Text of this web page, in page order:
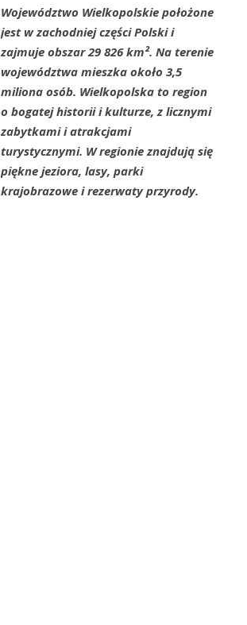
Województwo Wielkopolskie położone
jest w zachodniej części Polski i
zajmuje obszar 29 826 km². Na terenie
województwa mieszka około 3,5
miliona osób. Wielkopolska to region
o bogatej historii i kulturze, z licznymi
zabytkami i atrakcjami
turystycznymi. W regionie znajdują się
piękne jeziora, lasy, parki
krajobrazowe i rezerwaty przyrody.